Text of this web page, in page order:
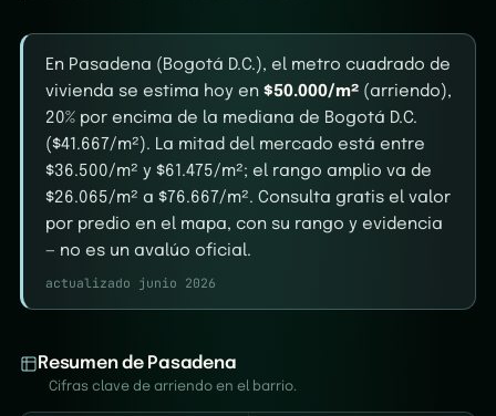
En Pasadena (Bogotá D.C.), el metro cuadrado de
vivienda se estima hoy en $50.000/m² (arriendo),
20% por encima de la mediana de Bogotá D.C.
($41.667/m²). La mitad del mercado está entre
$36.500/m² y $61.475/m²; el rango amplio va de
$26.065/m² a $76.667/m². Consulta gratis el valor
por predio en el mapa, con su rango y evidencia
— no es un avalúo oficial.
actualizado junio 2026
Resumen de Pasadena
Cifras clave de arriendo en el barrio.